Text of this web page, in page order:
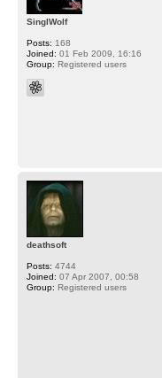
SinglWolf
Posts: 168
Joined: 01 Feb 2009, 16:16
Group: Registered users
deathsoft
Posts: 4744
Joined: 07 Apr 2007, 00:58
Group: Registered users